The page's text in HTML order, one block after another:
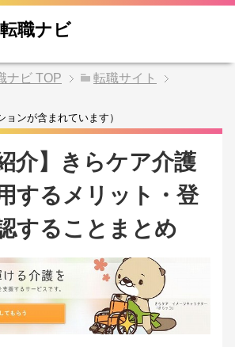
職ナビ
ナビ TOP 転職サイト
ョンが含まれています）
介】きらケア介護
するメリット・登
することまとめ